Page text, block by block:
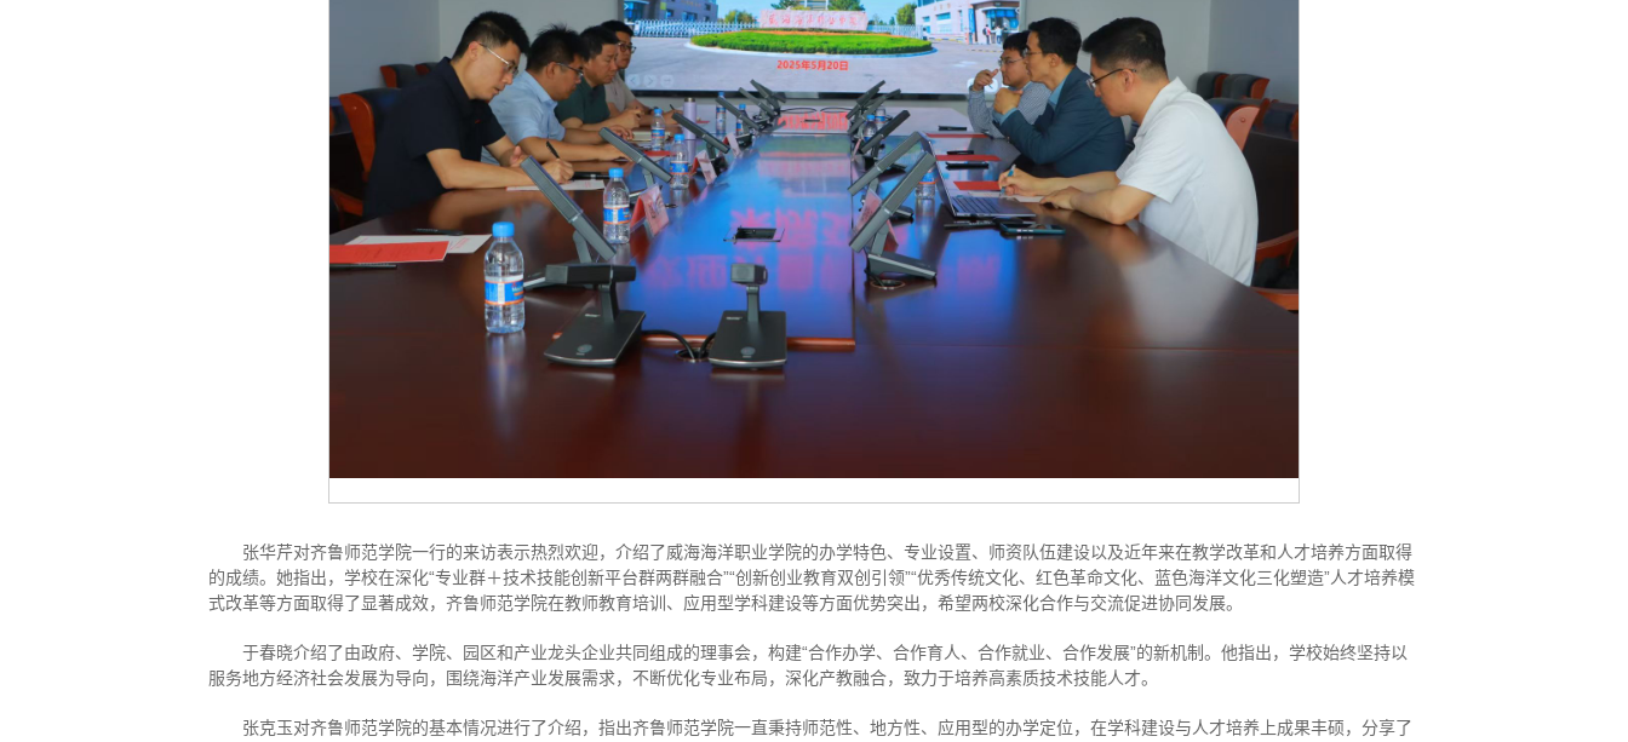
张华芹对齐鲁师范学院一行的来访表示热烈欢迎，介绍了威海海洋职业学院的办学特色、专业设置、师资队伍建设以及近年来在教学改革和人才培养方面取得
的成绩。她指出，学校在深化“专业群＋技术技能创新平台群两群融合”“创新创业教育双创引领”“优秀传统文化、红色革命文化、蓝色海洋文化三化塑造”人才培养模
式改革等方面取得了显著成效，齐鲁师范学院在教师教育培训、应用型学科建设等方面优势突出，希望两校深化合作与交流促进协同发展。
于春晓介绍了由政府、学院、园区和产业龙头企业共同组成的理事会，构建“合作办学、合作育人、合作就业、合作发展”的新机制。他指出，学校始终坚持以
服务地方经济社会发展为导向，围绕海洋产业发展需求，不断优化专业布局，深化产教融合，致力于培养高素质技术技能人才。
张克玉对齐鲁师范学院的基本情况进行了介绍，指出齐鲁师范学院一直秉持师范性、地方性、应用型的办学定位，在学科建设与人才培养上成果丰硕，分享了